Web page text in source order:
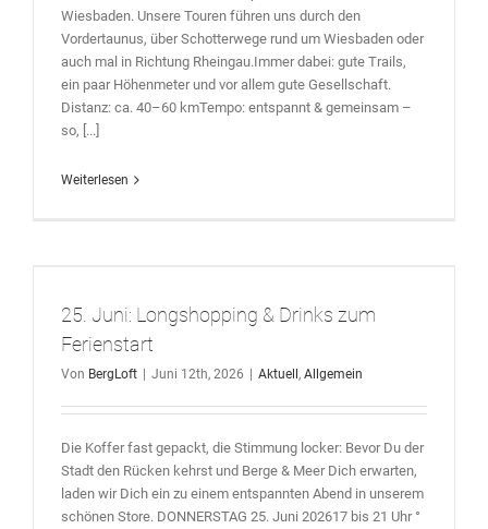
Wiesbaden. Unsere Touren führen uns durch den
Vordertaunus, über Schotterwege rund um Wiesbaden oder
auch mal in Richtung Rheingau.Immer dabei: gute Trails,
ein paar Höhenmeter und vor allem gute Gesellschaft.
Distanz: ca. 40–60 kmTempo: entspannt & gemeinsam –
so, [...]
Weiterlesen
25. Juni: Longshopping & Drinks zum
Ferienstart
Von BergLoft | Juni 12th, 2026 | Aktuell, Allgemein
Die Koffer fast gepackt, die Stimmung locker: Bevor Du der
Stadt den Rücken kehrst und Berge & Meer Dich erwarten,
laden wir Dich ein zu einem entspannten Abend in unserem
schönen Store. DONNERSTAG 25. Juni 202617 bis 21 Uhr °